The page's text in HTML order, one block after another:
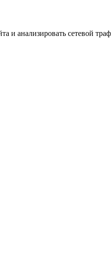
и анализировать сетевой